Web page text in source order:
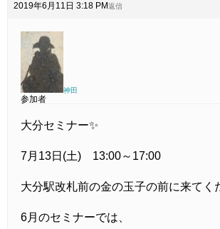
2019年6月11日 3:18 PM返信
神田
参加者
大分セミナー✨
7月13日(土) 13:00～17:00
大分駅改札前の金の玉子の前に来てく
6月のセミナーでは、